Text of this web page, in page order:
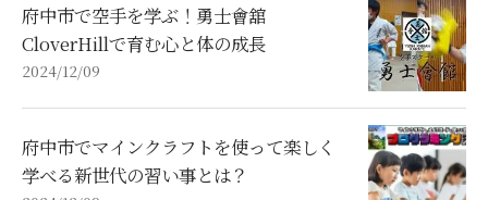
府中市で空手を学ぶ！勇士會舘
CloverHillで育む心と体の成長
2024/12/09
府中市でマインクラフトを使って楽しく
学べる新世代の習い事とは？